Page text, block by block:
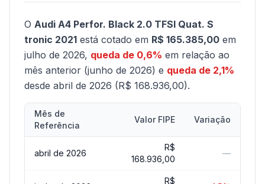
O Audi A4 Perfor. Black 2.0 TFSI Quat. S
tronic 2021 está cotado em R$ 165.385,00 em
julho de 2026, queda de 0,6% em relação ao
mês anterior (junho de 2026) e queda de 2,1%
desde abril de 2026 (R$ 168.936,00).
Mês de
Referência
Valor FIPE Variação
abril de 2026
R$
168.936,00
—
R$